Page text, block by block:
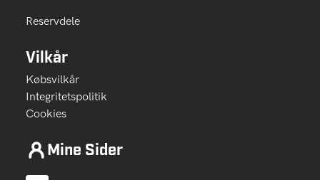
Reservdele
Vilkår
Købsvilkår
Integritetspolitik
Cookies
Mine Sider